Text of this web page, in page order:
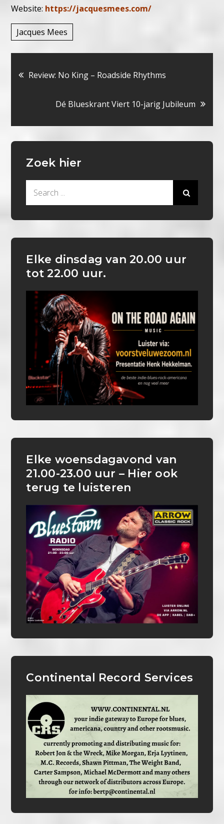
Website: https://jacquesmees.com/
Jacques Mees
Bericht
navigatie
Review: No King – Roadside Rhythms
Dé Blueskrant Viert 10-jarig Jubileum
Zoek hier
Elke dinsdag van 20.00 uur
tot 22.00 uur.
Elke woensdagavond van
21.00-23.00 uur – Hier ook
terug te luisteren
Continental Record Services